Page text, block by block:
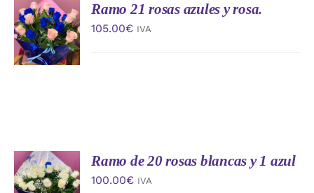
AÑADIR
AL
CARRITO
/
DETALLES
Ramo 21 rosas azules y rosa.
105.00€ IVA
AÑADIR
AL
CARRITO
Ramo de 20 rosas blancas y 1 azul
100.00€ IVA